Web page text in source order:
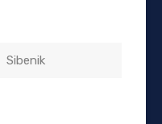
Sibenik